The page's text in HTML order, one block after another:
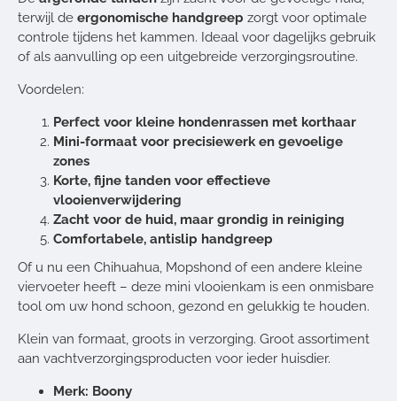
terwijl de ergonomische handgreep zorgt voor optimale
controle tijdens het kammen. Ideaal voor dagelijks gebruik
of als aanvulling op een uitgebreide verzorgingsroutine.
Voordelen:
Perfect voor kleine hondenrassen met korthaar
Mini-formaat voor precisiewerk en gevoelige
zones
Korte, fijne tanden voor effectieve
vlooienverwijdering
Zacht voor de huid, maar grondig in reiniging
Comfortabele, antislip handgreep
Of u nu een Chihuahua, Mopshond of een andere kleine
viervoeter heeft – deze mini vlooienkam is een onmisbare
tool om uw hond schoon, gezond en gelukkig te houden.
Klein van formaat, groots in verzorging. Groot assortiment
aan vachtverzorgingsproducten voor ieder huisdier.
Merk: Boony